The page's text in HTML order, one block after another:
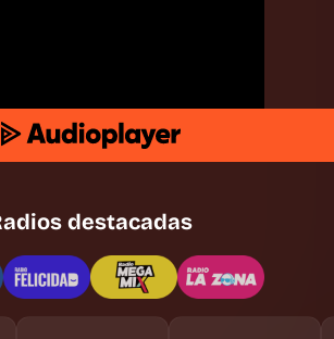
destacadas